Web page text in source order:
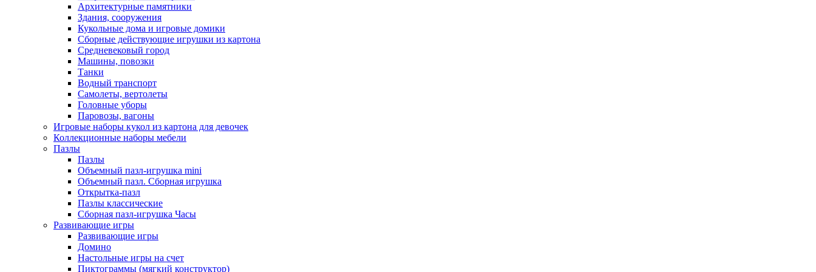
Архитектурные памятники
Здания, сооружения
Кукольные дома и игровые домики
Сборные действующие игрушки из картона
Средневековый город
Машины, повозки
Танки
Водный транспорт
Самолеты, вертолеты
Головные уборы
Паровозы, вагоны
Игровые наборы кукол из картона для девочек
Коллекционные наборы мебели
Пазлы
Пазлы
Объемный пазл-игрушка mini
Объемный пазл. Сборная игрушка
Открытка-пазл
Пазлы классические
Сборная пазл-игрушка Часы
Развивающие игры
Развивающие игры
Домино
Настольные игры на счет
Пиктограммы (мягкий конструктор)